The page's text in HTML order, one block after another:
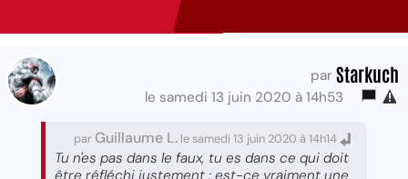
par Starkuch
le samedi 13 juin 2020 à 14h53
par Guillaume L. le samedi 13 juin 2020 à 14h14
Tu n'es pas dans le faux, tu es dans ce qui doit
être réfléchi justement : est-ce vraiment une